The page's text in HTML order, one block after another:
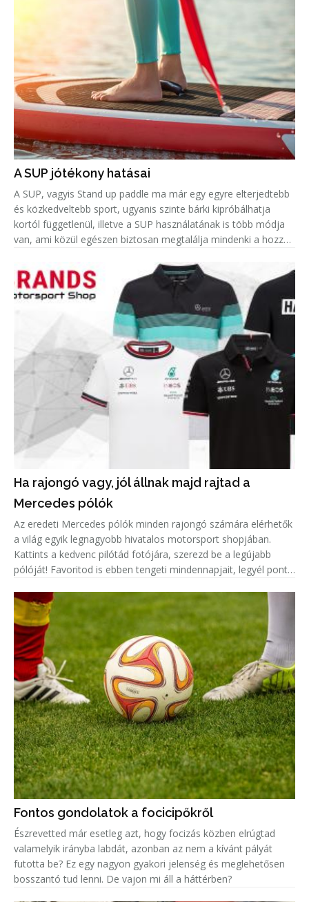
A SUP jótékony hatásai
A SUP, vagyis Stand up paddle ma már egy egyre elterjedtebb
és közkedveltebb sport, ugyanis szinte bárki kipróbálhatja
kortól függetlenül, illetve a SUP használatának is több módja
van, ami közül egészen biztosan megtalálja mindenki a hozzá
Ha rajongó vagy, jól állnak majd rajtad a
Mercedes pólók
Az eredeti Mercedes pólók minden rajongó számára elérhetők
a világ egyik legnagyobb hivatalos motorsport shopjában.
Kattints a kedvenc pilótád fotójára, szerezd be a legújabb
pólóját! Favoritod is ebben tengeti mindennapjait, legyél pont
Fontos gondolatok a focicipőkről
Észrevetted már esetleg azt, hogy focizás közben elrúgtad
valamelyik irányba labdát, azonban az nem a kívánt pályát
futotta be? Ez egy nagyon gyakori jelenség és meglehetősen
bosszantó tud lenni. De vajon mi áll a háttérben?